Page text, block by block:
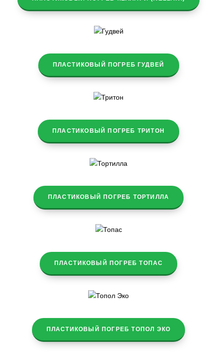
ПЛАСТИКОВЫЙ ПОГРЕБ ГУДВЕЙ
ПЛАСТИКОВЫЙ ПОГРЕБ ТРИТОН
ПЛАСТИКОВЫЙ ПОГРЕБ ТОРТИЛЛА
ПЛАСТИКОВЫЙ ПОГРЕБ ТОПАС
ПЛАСТИКОВЫЙ ПОГРЕБ ТОПОЛ ЭКО